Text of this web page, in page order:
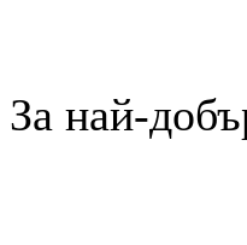
За най-